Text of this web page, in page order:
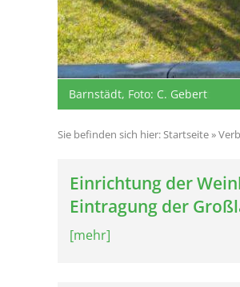
Barnstädt, Foto: C. Gebert
Obhausen, Foto: C. Gebert
Sie befinden sich hier:Startseite»
Einrichtung der
Eintragung der
[mehr]